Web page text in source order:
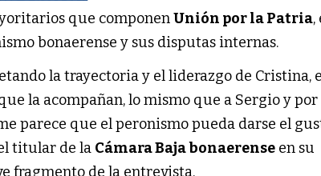
que componenUnión por la Patria,
bonaerense y sus disputas internas.
la trayectoria y el liderazgo de Cristina,
la acompañan, lo mismo que a Sergio y por
parece que el peronismo pueda darse el
titular de la Cámara Baja bonaerense en su
fragmento de la entrevista.